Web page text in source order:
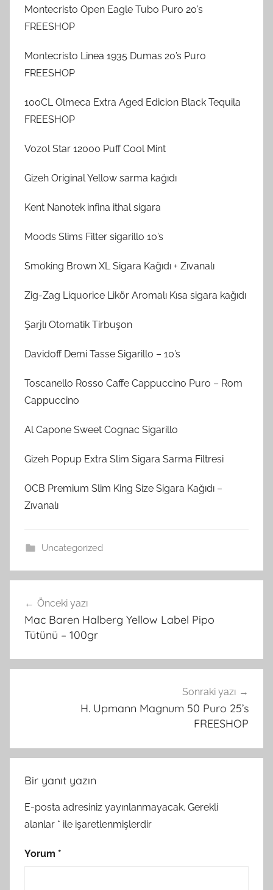
Montecristo Open Eagle Tubo Puro 20’s
FREESHOP
Montecristo Linea 1935 Dumas 20’s Puro
FREESHOP
100CL Olmeca Extra Aged Edicion Black Tequila
FREESHOP
Vozol Star 12000 Puff Cool Mint
Gizeh Original Yellow sarma kağıdı
Kent Nanotek infina ithal sigara
Moods Slims Filter sigarillo 10’s
Smoking Brown XL Sigara Kağıdı + Zıvanalı
Zig-Zag Liquorice Likör Aromalı Kısa sigara kağıdı
Şarjlı Otomatik Tirbuşon
Davidoff Demi Tasse Sigarillo – 10’s
Toscanello Rosso Caffe Cappuccino Puro – Rom
Cappuccino
Al Capone Sweet Cognac Sigarillo
Gizeh Popup Extra Slim Sigara Sarma Filtresi
OCB Premium Slim King Size Sigara Kağıdı –
Zıvanalı
Uncategorized
gezinmesi
Önceki yazı
Mac Baren Halberg Yellow Label Pipo
Tütünü – 100gr
Sonraki yazı
H. Upmann Magnum 50 Puro 25’s
FREESHOP
Bir yanıt yazın
E-posta adresiniz yayınlanmayacak. Gerekli
alanlar * ile işaretlenmişlerdir
Yorum *